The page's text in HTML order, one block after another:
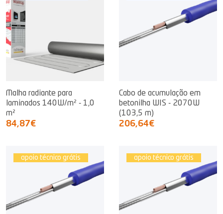
Malha radiante para
laminados 140W/m² - 1,0
m²
84,87€
Cabo de acumulação em
betonilha WIS - 2070W
(103,5 m)
206,64€
apoio técnico grátis apoio técnico grátis